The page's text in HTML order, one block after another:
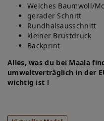
Weiches Baumwoll/
gerader Schnitt
Rundhalsausschnitt
kleiner Brustdruck
Backprint
Alles, was du bei Maala
umweltverträglich in der
wichtig ist !